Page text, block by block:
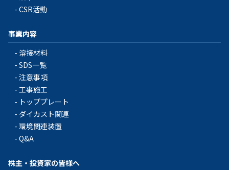
CSR活動
事業内容
溶接材料
SDS一覧
注意事項
工事施工
トッププレート
ダイカスト関連
環境関連装置
Q&A
株主・投資家の皆様へ